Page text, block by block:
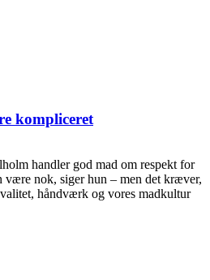
kompliceret
handler god mad om respekt for
være nok, siger hun – men det kræver,
håndværk og vores madkultur